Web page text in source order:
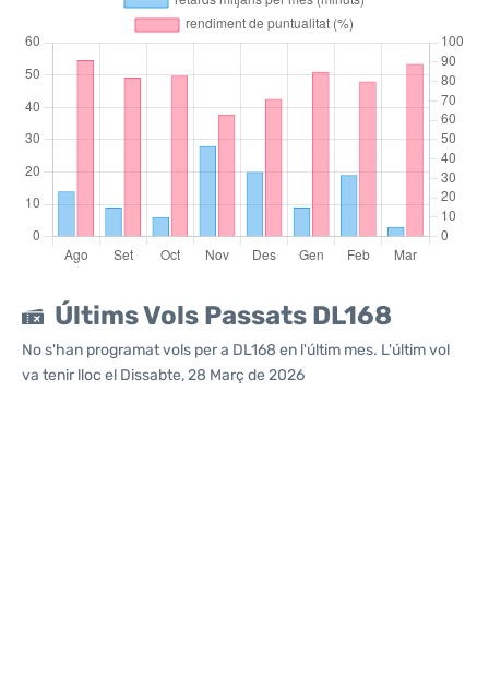
Últims Vols Passats DL168
No s'han programat vols per a DL168 en l'últim mes. L'últim vol
va tenir lloc el Dissabte, 28 Març de 2026